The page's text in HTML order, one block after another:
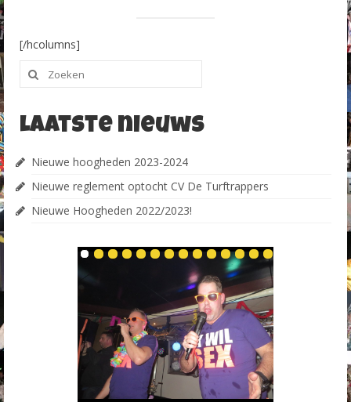
[/hcolumns]
Zoeken
naar:
Laatste nieuws
Nieuwe hoogheden 2023-2024
Nieuwe reglement optocht CV De Turftrappers
Nieuwe Hoogheden 2022/2023!